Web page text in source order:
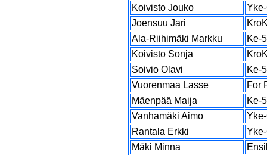
Koivisto Jouko
Joensuu Jari
Ala-Riihimäki Markku
Ke-
Koivisto Sonja
Soivio Olavi
Ke-
Vuorenmaa Lasse
For
Mäenpää Maija
Ke-
Vanhamäki Aimo
Rantala Erkki
Mäki Minna